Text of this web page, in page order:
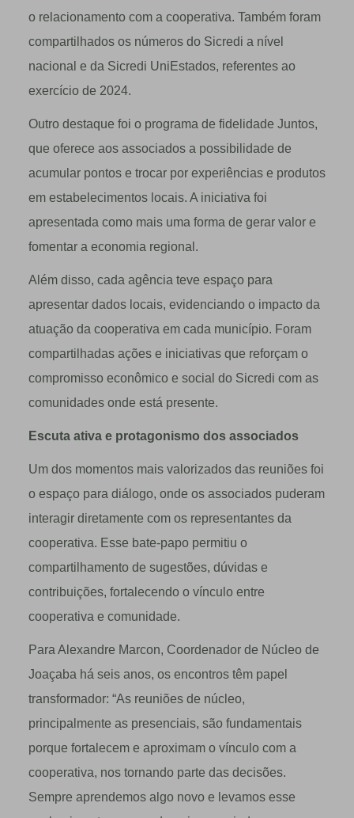
o relacionamento com a cooperativa. Também foram
compartilhados os números do Sicredi a nível
nacional e da Sicredi UniEstados, referentes ao
exercício de 2024.
Outro destaque foi o programa de fidelidade Juntos,
que oferece aos associados a possibilidade de
acumular pontos e trocar por experiências e produtos
em estabelecimentos locais. A iniciativa foi
apresentada como mais uma forma de gerar valor e
fomentar a economia regional.
Além disso, cada agência teve espaço para
apresentar dados locais, evidenciando o impacto da
atuação da cooperativa em cada município. Foram
compartilhadas ações e iniciativas que reforçam o
compromisso econômico e social do Sicredi com as
comunidades onde está presente.
Escuta ativa e protagonismo dos associados
Um dos momentos mais valorizados das reuniões foi
o espaço para diálogo, onde os associados puderam
interagir diretamente com os representantes da
cooperativa. Esse bate-papo permitiu o
compartilhamento de sugestões, dúvidas e
contribuições, fortalecendo o vínculo entre
cooperativa e comunidade.
Para Alexandre Marcon, Coordenador de Núcleo de
Joaçaba há seis anos, os encontros têm papel
transformador: “As reuniões de núcleo,
principalmente as presenciais, são fundamentais
porque fortalecem e aproximam o vínculo com a
cooperativa, nos tornando parte das decisões.
Sempre aprendemos algo novo e levamos esse